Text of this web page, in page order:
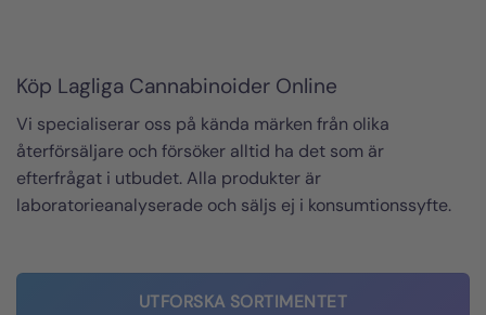
Köp Lagliga Cannabinoider Online
Vi specialiserar oss på kända märken från olika
återförsäljare och försöker alltid ha det som är
efterfrågat i utbudet. Alla produkter är
laboratorieanalyserade och säljs ej i konsumtionssyfte.
UTFORSKA SORTIMENTET